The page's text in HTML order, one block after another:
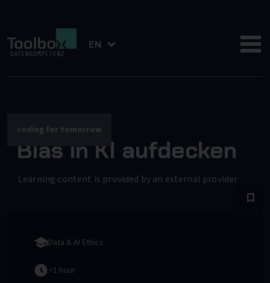
EN
coding for tomorrow
Bias in KI aufdecken
Learning content is provided by an external provider
Data & AI Ethics
<1 hour